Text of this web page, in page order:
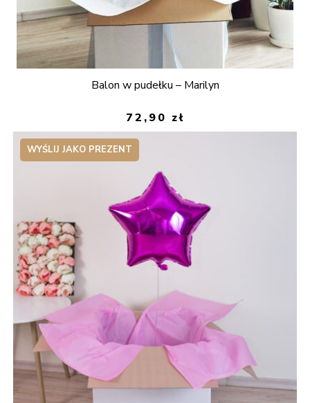
Balon w pudełku – Marilyn
72,90 zł
WYŚLIJ JAKO PREZENT